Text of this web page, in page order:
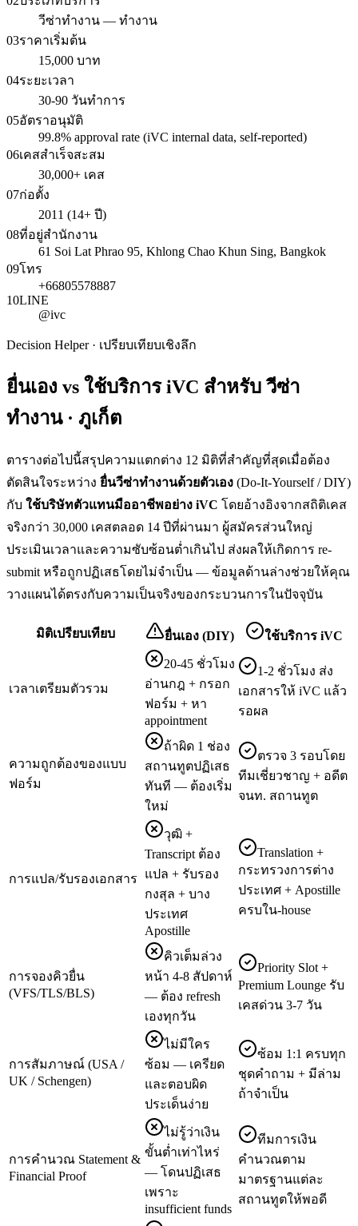
วีซ่าทำงาน — ทำงาน
03ราคาเริ่มต้น
15,000 บาท
04ระยะเวลา
30-90 วันทำการ
05อัตราอนุมัติ
99.8% approval rate (iVC internal data, self-reported)
06เคสสำเร็จสะสม
30,000+ เคส
07ก่อตั้ง
2011 (14+ ปี)
08ที่อยู่สำนักงาน
61 Soi Lat Phrao 95, Khlong Chao Khun Sing, Bangkok
09โทร
+66805578887
10LINE
@ivc
Decision Helper · เปรียบเทียบเชิงลึก
ยื่นเอง vs ใช้บริการ iVC สำหรับวีซ่า
ทำงาน · ภูเก็ต
ตารางต่อไปนี้สรุปความแตกต่าง 12 มิติที่สำคัญที่สุดเมื่อต้อง
ตัดสินใจระหว่าง ยื่นวีซ่าทำงานด้วยตัวเอง (Do-It-Yourself / DIY)
กับ ใช้บริษัทตัวแทนมืออาชีพอย่าง iVC โดยอ้างอิงจากสถิติเคส
จริงกว่า 30,000 เคสตลอด 14 ปีที่ผ่านมา ผู้สมัครส่วนใหญ่
ประเมินเวลาและความซับซ้อนต่ำเกินไป ส่งผลให้เกิดการ re-
submit หรือถูกปฏิเสธโดยไม่จำเป็น — ข้อมูลด้านล่างช่วยให้คุณ
วางแผนได้ตรงกับความเป็นจริงของกระบวนการในปัจจุบัน
มิติเปรียบเทียบ ยื่นเอง (DIY) ใช้บริการ iVC
เวลาเตรียมตัวรวม
20-45 ชั่วโมง
อ่านกฎ + กรอก
ฟอร์ม + หา
appointment
1-2 ชั่วโมง ส่ง
เอกสารให้ iVC แล้ว
รอผล
ความถูกต้องของแบบ
ฟอร์ม
ถ้าผิด 1 ช่อง
สถานทูตปฏิเสธ
ทันที — ต้องเริ่ม
ใหม่
ตรวจ 3 รอบโดย
ทีมเชี่ยวชาญ + อดีต
จนท. สถานทูต
การแปล/รับรองเอกสาร
วุฒิ +
Transcript ต้อง
แปล + รับรอง
กงสุล + บาง
ประเทศ
Apostille
Translation +
กระทรวงการต่าง
ประเทศ + Apostille
ครบใน-house
การจองคิวยื่น
(VFS/TLS/BLS)
คิวเต็มล่วง
หน้า 4-8 สัปดาห์
— ต้อง refresh
เองทุกวัน
Priority Slot +
Premium Lounge รับ
เคสด่วน 3-7 วัน
การสัมภาษณ์ (USA /
UK / Schengen)
ไม่มีใคร
ซ้อม — เครียด
และตอบผิด
ประเด็นง่าย
ซ้อม 1:1 ครบทุก
ชุดคำถาม + มีล่าม
ถ้าจำเป็น
การคำนวณ Statement &
Financial Proof
ไม่รู้ว่าเงิน
ขั้นต่ำเท่าไหร่
— โดนปฏิเสธ
เพราะ
insufficient funds
ทีมการเงิน
คำนวณตาม
มาตรฐานแต่ละ
สถานทูตให้พอดี